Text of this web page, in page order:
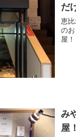
だ
恵
の
屋！
み
屋